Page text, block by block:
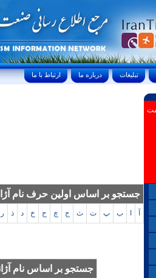
ارتباط با ما درباره ما تبليغات
جستجو بر اساس اولین حرف نام
ب پ ت ث ج چ ح خ د ذ ر
جستجو بر اساس نام